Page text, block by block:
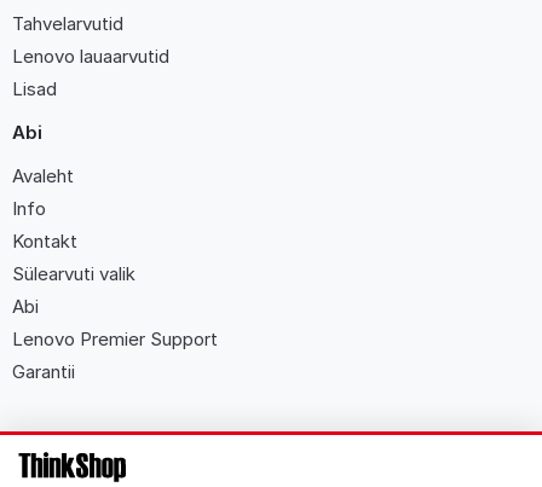
Tahvelarvutid
Lenovo lauaarvutid
Lisad
Abi
Avaleht
Info
Kontakt
Sülearvuti valik
Abi
Lenovo Premier Support
Garantii